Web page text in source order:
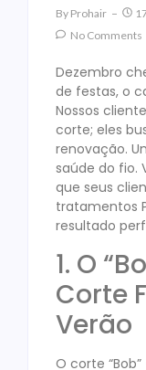
By Prohair
No Comments
Dezembro
de festas, o
Nossos
corte; eles
renovação.
saúde do fio.
que seus
tratamentos
resultado
1. O
Corte
Verão
O corte